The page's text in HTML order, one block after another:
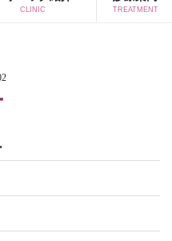
CLINIC TREATMENT